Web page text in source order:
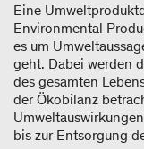
Eine
Environmental
es um
geht. Dabei werden
des gesamten
der Ökobilanz
bis zur Entsorgung